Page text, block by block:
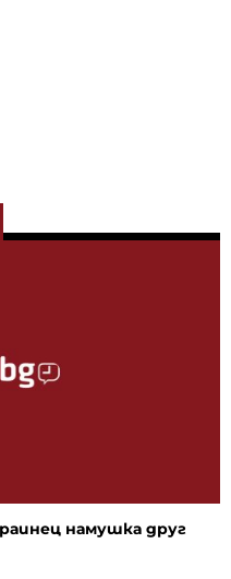
намушка друг